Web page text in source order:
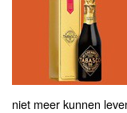
niet meer kunnen